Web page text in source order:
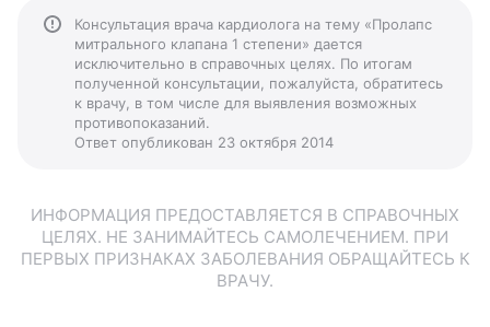
Консультация врача кардиолога на тему «Пролапс
митрального клапана 1 степени» дается
исключительно в справочных целях. По итогам
полученной консультации, пожалуйста, обратитесь
к врачу, в том числе для выявления возможных
противопоказаний.
Ответ опубликован 23 октября 2014
ИНФОРМАЦИЯ ПРЕДОСТАВЛЯЕТСЯ В СПРАВОЧНЫХ
ЦЕЛЯХ. НЕ ЗАНИМАЙТЕСЬ САМОЛЕЧЕНИЕМ. ПРИ
ПЕРВЫХ ПРИЗНАКАХ ЗАБОЛЕВАНИЯ ОБРАЩАЙТЕСЬ К
ВРАЧУ.